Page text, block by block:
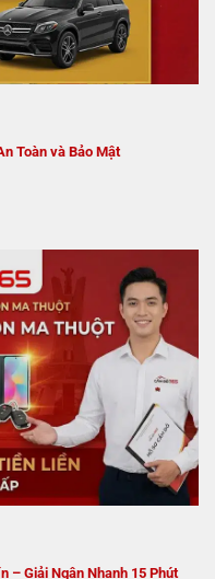
Toàn và Bảo Mật
– Giải Ngân Nhanh 15 Phút